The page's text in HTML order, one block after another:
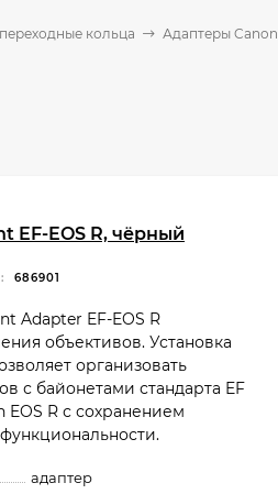
кольца Адаптеры Canon
EF-EOS R, чёрный
686901
Adapter EF-EOS R
объективов. Установка
организовать
с байонетами стандарта EF
EOS R с сохранением
адаптер